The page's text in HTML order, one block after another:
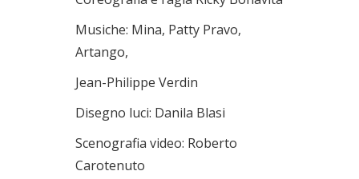
Musiche: Mina, Patty Pravo,
Artango,
Jean-Philippe Verdin
Disegno luci: Danila Blasi
Scenografia video: Roberto
Carotenuto